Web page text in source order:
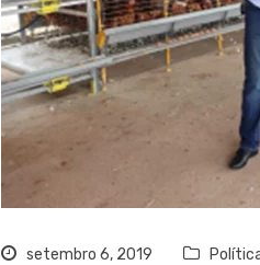
setembro 6, 2019